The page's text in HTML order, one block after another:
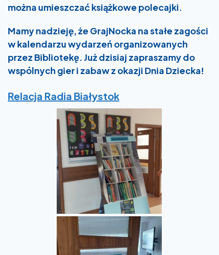
można umieszczać książkowe polecajki.
Mamy nadzieję, że GrajNocka na stałe zagości
w kalendarzu wydarzeń organizowanych
przez Bibliotekę. Już dzisiaj zapraszamy do
wspólnych gier i zabaw z okazji Dnia Dziecka!
Relacja Radia Białystok